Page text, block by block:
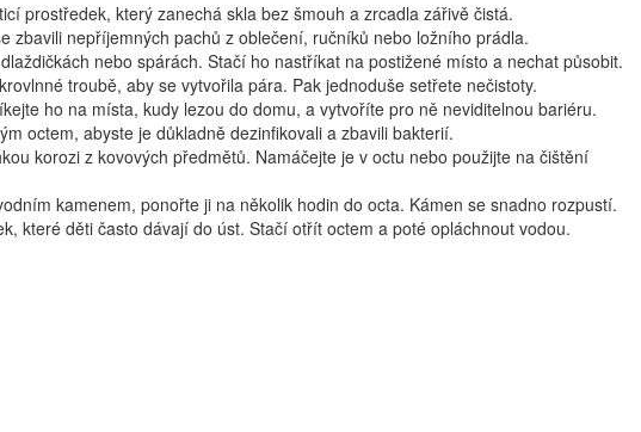
prostředek, který zanechá skla bez šmouh a zrcadla zářivě čistá.
zbavili nepříjemných pachů z oblečení, ručníků nebo ložního prádla.
nebo spárách. Stačí ho nastříkat na postižené místo a nechat působit.
troubě, aby se vytvořila pára. Pak jednoduše setřete nečistoty.
ho na místa, kudy lezou do domu, a vytvoříte pro ně neviditelnou bariéru.
octem, abyste je důkladně dezinfikovali a zbavili bakterií.
korozi z kovových předmětů. Namáčejte je v octu nebo použijte na čištění
kamenem, ponořte ji na několik hodin do octa. Kámen se snadno rozpustí.
které děti často dávají do úst. Stačí otřít octem a poté opláchnout vodou.